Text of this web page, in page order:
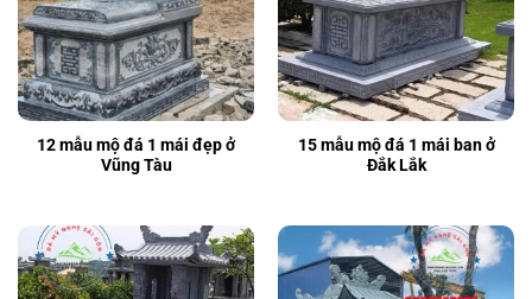
12 mẫu mộ đá 1 mái đẹp ở
Vũng Tàu
15 mẫu mộ đá 1 mái ban ở
Đắk Lắk